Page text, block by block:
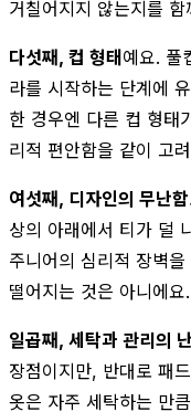
거칠어지지 않는지를
다섯째, 컵 형태예요. 풀
라를 시작하는 단계에
한 경우엔 다른 컵 형태
리적 편안함을 같이 고
여섯째, 디자인의 무난함
상의 아래에서 티가 덜
주니어의 심리적 장벽
떨어지는 것은 아니에요.
일곱째, 세탁과 관리의
장점이지만, 반대로 패
옷은 자주 세탁하는 만